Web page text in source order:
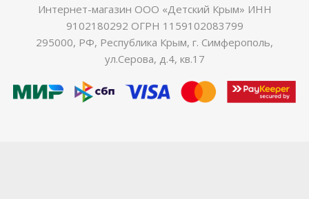
Интернет-магазин ООО «Детский Крым» ИНН
9102180292 ОГРН 1159102083799
295000, РФ, Республика Крым, г. Симферополь,
ул.Серова, д.4, кв.17